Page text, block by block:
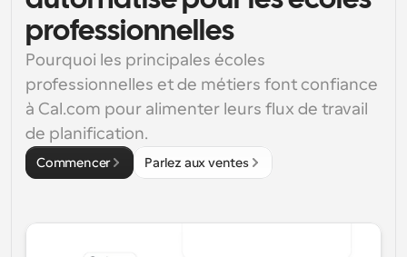
professionnelles
Pourquoi les principales écoles
professionnelles et de métiers font confiance
à Cal.com pour alimenter leurs flux de travail
de planification.
Commencer Parlez aux ventes